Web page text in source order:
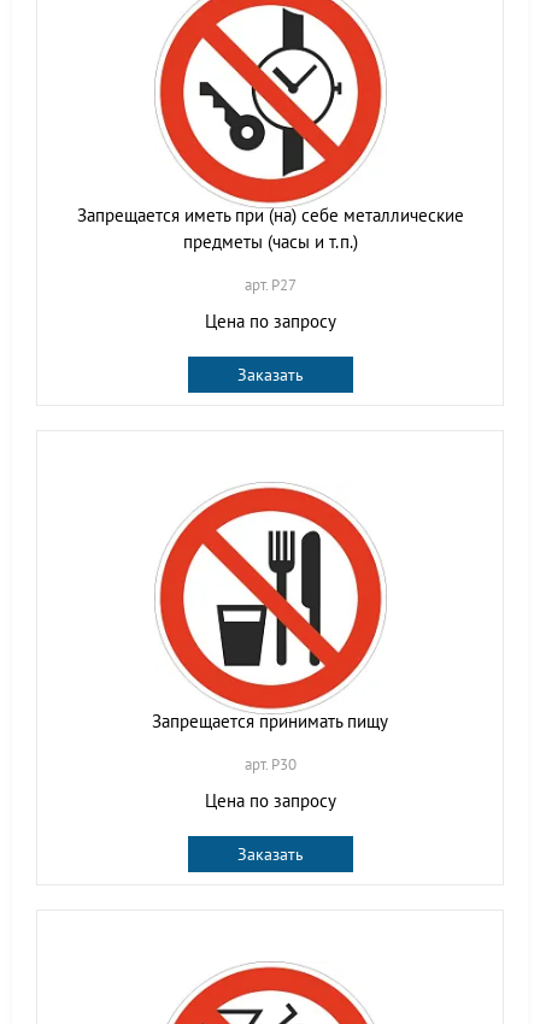
Запрещается иметь при (на) себе металлические
предметы (часы и т.п.)
арт. P27
Цена по запросу
Заказать
Запрещается принимать пищу
арт. P30
Цена по запросу
Заказать